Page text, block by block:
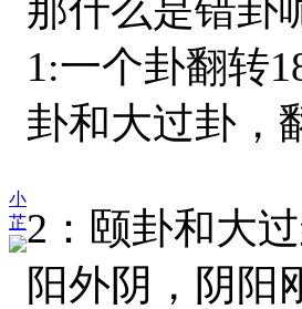
小
芷
那什么是错卦
1:一个卦翻转
卦和大过卦，
2：颐卦和大
阳外阴，阴阳